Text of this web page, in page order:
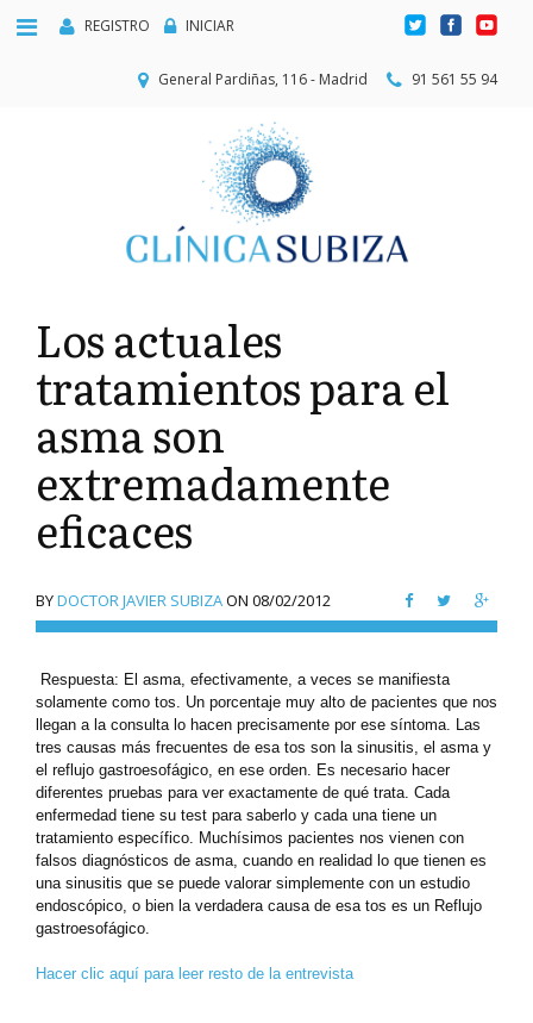
REGISTRO INICIAR
General Pardiñas, 116 - Madrid 91 561 55 94
Los actuales
tratamientos para el
asma son
extremadamente
eficaces
BYDOCTOR JAVIER SUBIZAON 08/02/2012
Respuesta: El asma, efectivamente, a veces se manifiesta
solamente como tos. Un porcentaje muy alto de pacientes que nos
llegan a la consulta lo hacen precisamente por ese síntoma. Las
tres causas más frecuentes de esa tos son la sinusitis, el asma y
el reflujo gastroesofágico, en ese orden. Es necesario hacer
diferentes pruebas para ver exactamente de qué trata. Cada
enfermedad tiene su test para saberlo y cada una tiene un
tratamiento específico. Muchísimos pacientes nos vienen con
falsos diagnósticos de asma, cuando en realidad lo que tienen es
una sinusitis que se puede valorar simplemente con un estudio
endoscópico, o bien la verdadera causa de esa tos es un Reflujo
gastroesofágico.
Hacer clic aquí para leer resto de la entrevista